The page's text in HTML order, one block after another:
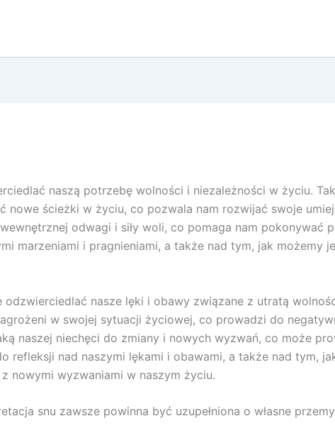
naszą potrzebę wolności i niezależności w życiu.
ścieżki w życiu, co pozwala nam rozwijać swoje
odwagi i siły woli, co pomaga nam pokonywać
marzeniami i pragnieniami, a także nad tym, jak możemy
nasze lęki i obawy związane z utratą
w swojej sytuacji życiowej, co prowadzi do
naszej niechęci do zmiany i nowych wyzwań, co może
refleksji nad naszymi lękami i obawami, a także nad tym,
nowymi wyzwaniami w naszym życiu.
snu zawsze powinna być uzupełniona o własne